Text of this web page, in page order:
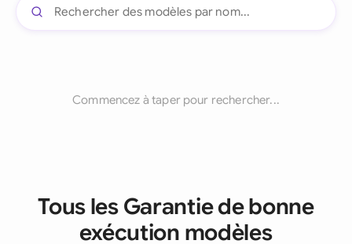
Commencez à taper pour rechercher...
Tous les Garantie de bonne
exécution modèles